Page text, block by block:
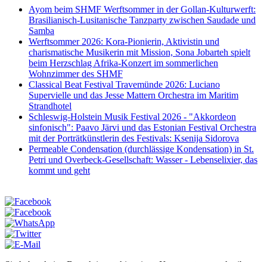
Ayom beim SHMF Werftsommer in der Gollan-Kulturwerft:
Brasilianisch-Lusitanische Tanzparty zwischen Saudade und
Samba
Werftsommer 2026: Kora-Pionierin, Aktivistin und
charismatische Musikerin mit Mission, Sona Jobarteh spielt
beim Herzschlag Afrika-Konzert im sommerlichen
Wohnzimmer des SHMF
Classical Beat Festival Travemünde 2026: Luciano
Supervielle und das Jesse Mattern Orchestra im Maritim
Strandhotel
Schleswig-Holstein Musik Festival 2026 - "Akkordeon
sinfonisch": Paavo Järvi und das Estonian Festival Orchestra
mit der Porträtkünstlerin des Festivals: Ksenija Sidorova
Permeable Condensation (durchlässige Kondensation) in St.
Petri und Overbeck-Gesellschaft: Wasser - Lebenselixier, das
kommt und geht